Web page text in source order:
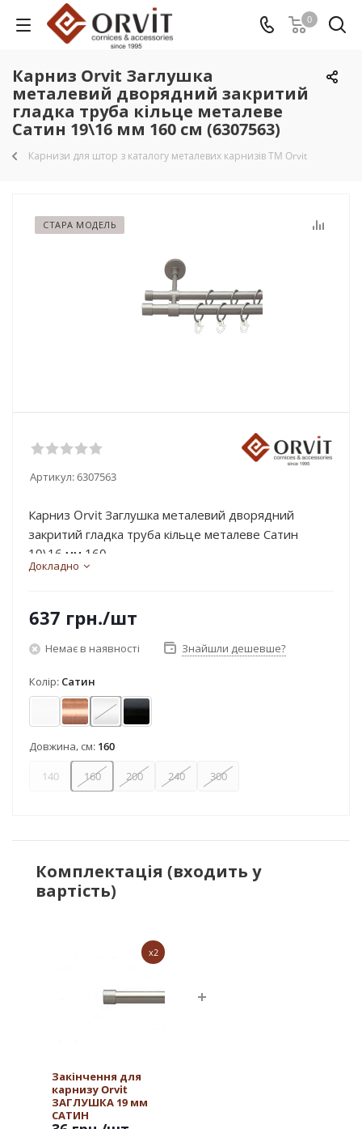
0
Карниз Orvit Заглушка
металевий дворядний закритий
гладка труба кільце металеве
Сатин 19\16 мм 160 см (6307563)
Карнизи для штор з каталогу металевих карнизів TM Orvit
СТАРА МОДЕЛЬ
Артикул:6307563
Карниз Orvit Заглушка металевий дворядний
закритий гладка труба кільце металеве Сатин
19\16 мм 160...
Докладно
637 грн./шт
Немає в наявності Знайшли дешевше?
Колір: Сатин
АрктісМідь Сатин Чорний оксамит
Довжина, см: 160
140 160 200 240 300
Комплектація (входить у
вартість)
x2
Закінчення для
карнизу Orvit
ЗАГЛУШКА 19 мм
САТИН